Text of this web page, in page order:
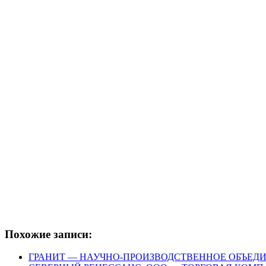
Похожие записи:
ГРАНИТ — НАУЧНО-ПРОИЗВОДСТВЕННОЕ